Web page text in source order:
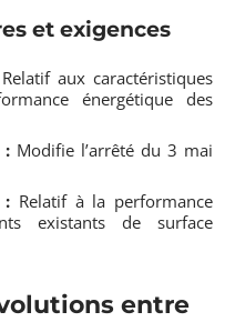
et exigences
Relatif aux caractéristiques
énergétique des
: Modifie l’arrêté du 3 mai
: Relatif à la performance
existants de surface
entre